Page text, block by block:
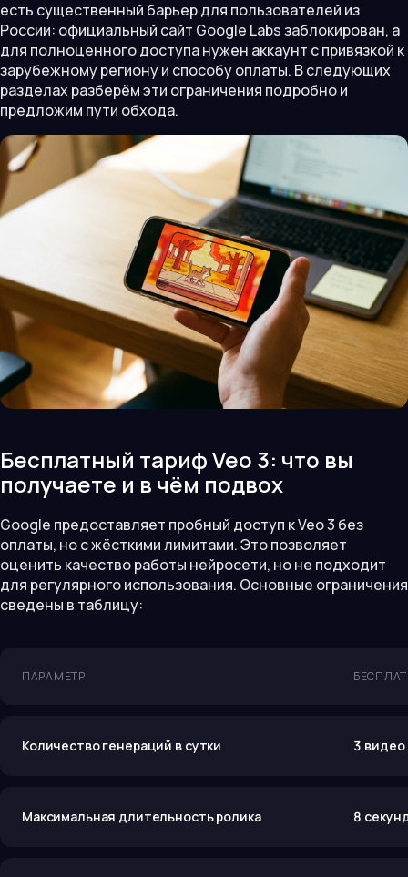
есть существенный барьер для пользователей из
России: официальный сайт Google Labs заблокирован, а
для полноценного доступа нужен аккаунт с привязкой к
зарубежному региону и способу оплаты. В следующих
разделах разберём эти ограничения подробно и
предложим пути обхода.
Бесплатный тариф Veo 3: что вы
получаете и в чём подвох
Google предоставляет пробный доступ к Veo 3 без
оплаты, но с жёсткими лимитами. Это позволяет
оценить качество работы нейросети, но не подходит
для регулярного использования. Основные ограничения
сведены в таблицу:
ПАРАМЕТР
Количество генераций в сутки 3 видео
Максимальная длительность ролика 8